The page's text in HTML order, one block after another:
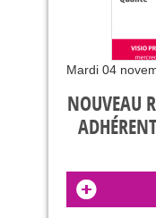
Mardi 04
NOUVEAU